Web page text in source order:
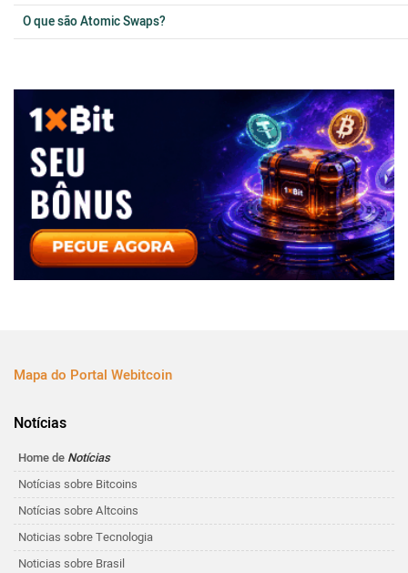
O que são Atomic Swaps?
Mapa do Portal Webitcoin
Notícias
Home de Notícias
Notícias sobre Bitcoins
Notícias sobre Altcoins
Noticias sobre Tecnologia
Noticias sobre Brasil